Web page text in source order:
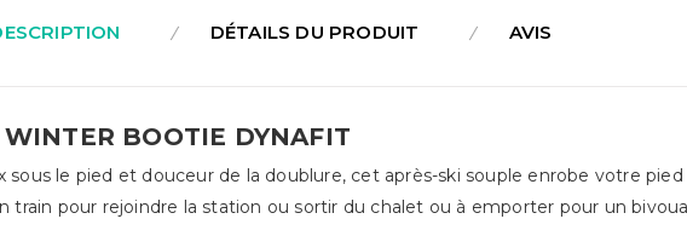
DÉTAILS DU PRODUIT AVIS
BOOTIE DYNAFIT
sous le pied et douceur de la doublure, cet après-ski souple enrobe votre
train pour rejoindre la station ou sortir du chalet ou à emporter pour un